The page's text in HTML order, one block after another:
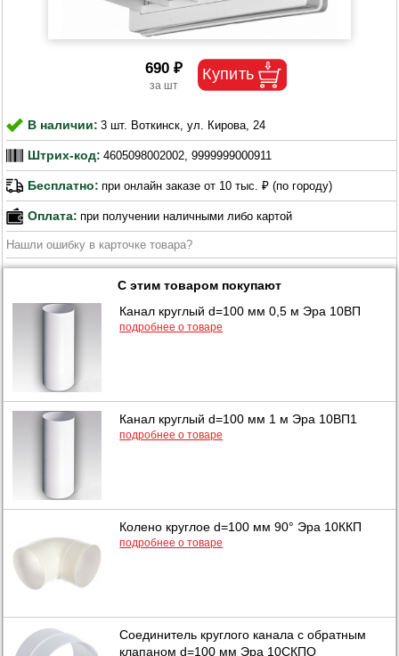
690 ₽
В наличии: 3 шт. Воткинск, ул. Кирова, 24
Штрих-код: 4605098002002, 9999999000911
Бесплатно: при онлайн заказе от 10 тыс. ₽ (по городу)
Оплата: при получении наличными либо картой
Нашли ошибку в карточке товара?
С этим товаром покупают
Канал круглый d=100 мм 0,5 м Эра 10ВП
подробнее о товаре
Канал круглый d=100 мм 1 м Эра 10ВП1
подробнее о товаре
Колено круглое d=100 мм 90° Эра 10ККП
подробнее о товаре
Соединитель круглого канала с обратным
клапаном d=100 мм Эра 10СКПО